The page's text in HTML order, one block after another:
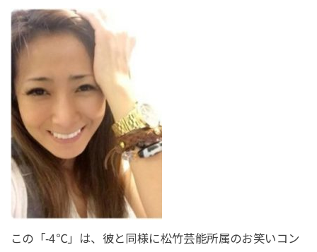
この「-4℃」は、彼と同様に松竹芸能所属のお笑いコン